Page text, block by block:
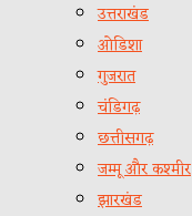
उत्तराखंड
ओडिशा
गुजरात
चंडिगढ़
छत्तीसगढ़
जम्मू और कश्मीर
झारखंड